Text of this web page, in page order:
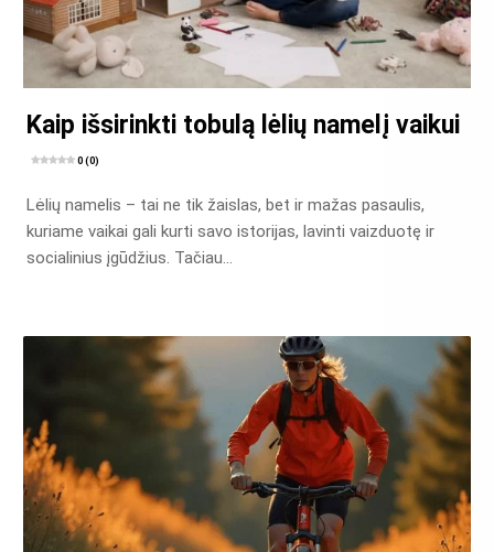
Kaip išsirinkti tobulą lėlių namelį vaikui
0 (0)
Lėlių namelis – tai ne tik žaislas, bet ir mažas pasaulis,
kuriame vaikai gali kurti savo istorijas, lavinti vaizduotę ir
socialinius įgūdžius. Tačiau…